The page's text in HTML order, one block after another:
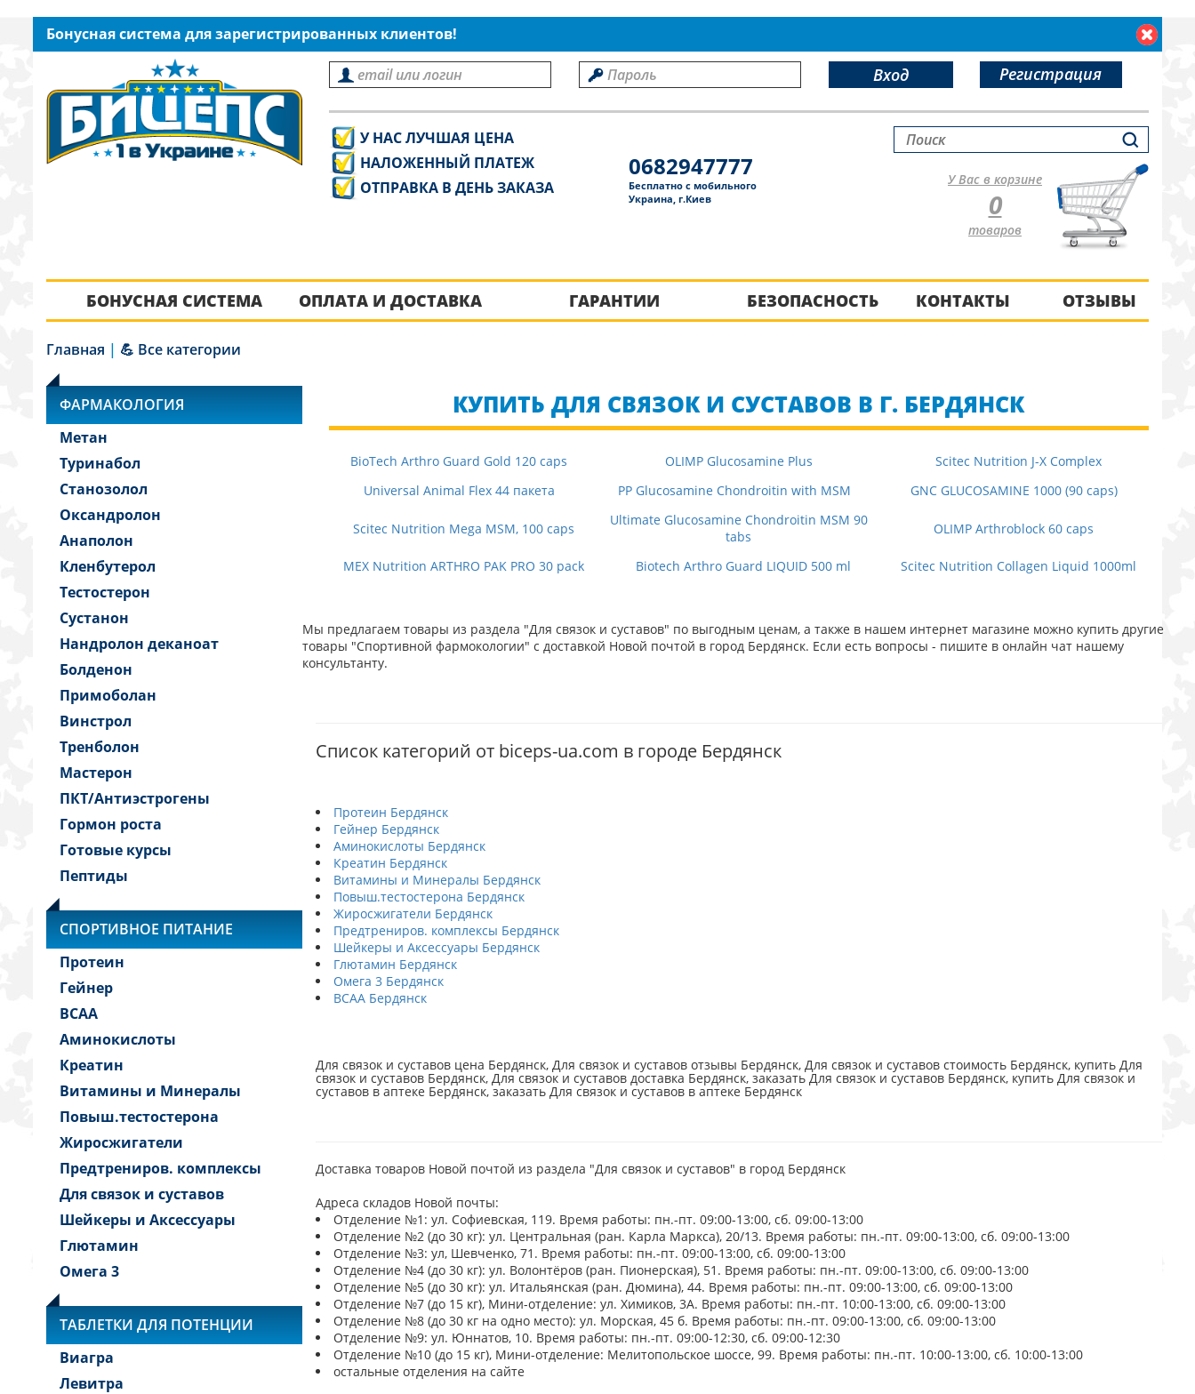
Бонусная система для зарегистрированных клиентов!
Вход Регистрация
У НАС ЛУЧШАЯ ЦЕНА
НАЛОЖЕННЫЙ ПЛАТЕЖ
ОТПРАВКА В ДЕНЬ ЗАКАЗА
0682947777
Бесплатно с мобильного
Украина, г.Киев
У Вас в корзине
0
товаров
БОНУСНАЯ СИСТЕМА ОПЛАТА И ДОСТАВКА ГАРАНТИИ БЕЗОПАСНОСТЬ КОНТАКТЫ ОТЗЫВЫ
Главная | 💪 Все категории
ФАРМАКОЛОГИЯ
Метан
Туринабол
Станозолол
Оксандролон
Анаполон
Кленбутерол
Тестостерон
Сустанон
Нандролон деканоат
Болденон
Примоболан
Винстрол
Тренболон
Мастерон
ПКТ/Антиэстрогены
Гормон роста
Готовые курсы
Пептиды
СПОРТИВНОЕ ПИТАНИЕ
Протеин
Гейнер
BCAA
Аминокислоты
Креатин
Витамины и Минералы
Повыш.тестостерона
Жиросжигатели
Предтрениров. комплексы
Для связок и суставов
Шейкеры и Аксессуары
Глютамин
Омега 3
ТАБЛЕТКИ ДЛЯ ПОТЕНЦИИ
Виагра
Левитра
КУПИТЬ ДЛЯ СВЯЗОК И СУСТАВОВ В Г. БЕРДЯНСК
BioTech Arthro Guard Gold 120 caps OLIMP Glucosamine Plus
Scitec Nutrition J-X Complex
Universal Animal Flex 44 пакета
PP Glucosamine Chondroitin with MSM GNC GLUCOSAMINE 1000 (90 caps)
Scitec Nutrition Mega MSM, 100 caps
Ultimate Glucosamine Chondroitin MSM 90
tabs
OLIMP Arthroblock 60 caps
MEX Nutrition ARTHRO PAK PRO 30 pack Biotech Arthro Guard LIQUID 500 ml Scitec Nutrition Collagen Liquid 1000ml
Мы предлагаем товары из раздела "Для связок и суставов" по выгодным ценам, а также в нашем интернет магазине можно купить другие
товары "Спортивной фармокологии" с доставкой Новой почтой в город Бердянск. Если есть вопросы - пишите в онлайн чат нашему
консультанту.
Список категорий от biceps-ua.com в городе Бердянск
Протеин Бердянск
Гейнер Бердянск
Аминокислоты Бердянск
Креатин Бердянск
Витамины и Минералы Бердянск
Повыш.тестостерона Бердянск
Жиросжигатели Бердянск
Предтрениров. комплексы Бердянск
Шейкеры и Аксессуары Бердянск
Глютамин Бердянск
Омега 3 Бердянск
BCAA Бердянск
Для связок и суставов цена Бердянск, Для связок и суставов отзывы Бердянск, Для связок и суставов стоимость Бердянск, купить Для
связок и суставов Бердянск, Для связок и суставов доставка Бердянск, заказать Для связок и суставов Бердянск, купить Для связок и
суставов в аптеке Бердянск, заказать Для связок и суставов в аптеке Бердянск
Доставка товаров Новой почтой из раздела "Для связок и суставов" в город Бердянск
Адреса складов Новой почты:
Отделение №1: ул. Софиевская, 119. Время работы: пн.-пт. 09:00-13:00, сб. 09:00-13:00
Отделение №2 (до 30 кг): ул. Центральная (ран. Карла Маркса), 20/13. Время работы: пн.-пт. 09:00-13:00, сб. 09:00-13:00
Отделение №3: ул, Шевченко, 71. Время работы: пн.-пт. 09:00-13:00, сб. 09:00-13:00
Отделение №4 (до 30 кг): ул. Волонтёров (ран. Пионерская), 51. Время работы: пн.-пт. 09:00-13:00, сб. 09:00-13:00
Отделение №5 (до 30 кг): ул. Итальянская (ран. Дюмина), 44. Время работы: пн.-пт. 09:00-13:00, сб. 09:00-13:00
Отделение №7 (до 15 кг), Мини-отделение: ул. Химиков, 3А. Время работы: пн.-пт. 10:00-13:00, сб. 09:00-13:00
Отделение №8 (до 30 кг на одно место): ул. Морская, 45 б. Время работы: пн.-пт. 09:00-13:00, сб. 09:00-13:00
Отделение №9: ул. Юннатов, 10. Время работы: пн.-пт. 09:00-12:30, сб. 09:00-12:30
Отделение №10 (до 15 кг), Мини-отделение: Мелитопольское шоссе, 99. Время работы: пн.-пт. 10:00-13:00, сб. 10:00-13:00
остальные отделения на сайте